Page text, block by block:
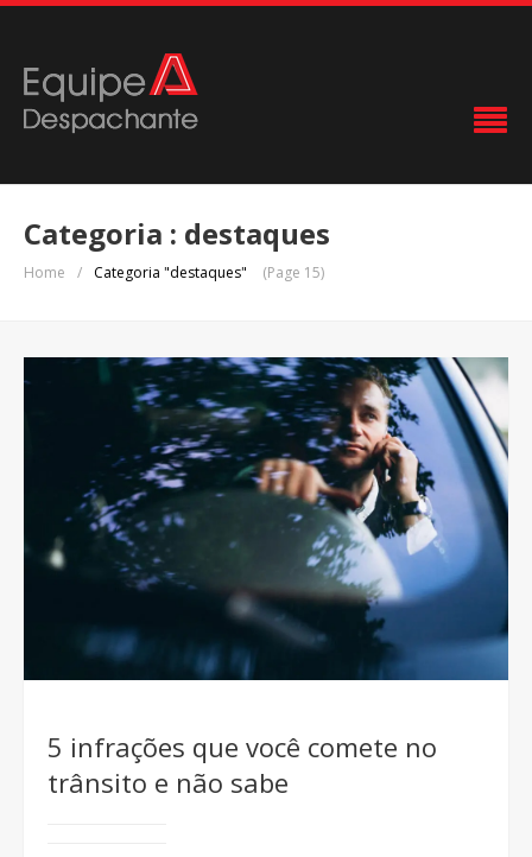
Categoria : destaques
Home / Categoria "destaques" (Page 15)
5 infrações que você comete no
trânsito e não sabe